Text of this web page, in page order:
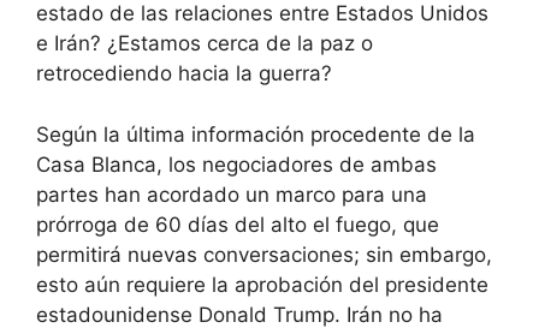
estado de las relaciones entre Estados Unidos
e Irán? ¿Estamos cerca de la paz o
retrocediendo hacia la guerra?
Según la última información procedente de la
Casa Blanca, los negociadores de ambas
partes han acordado un marco para una
prórroga de 60 días del alto el fuego, que
permitirá nuevas conversaciones; sin embargo,
esto aún requiere la aprobación del presidente
estadounidense Donald Trump. Irán no ha